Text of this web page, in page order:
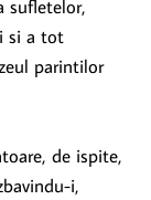
sufletelor,
si a tot
parintilor
de ispite,
i,